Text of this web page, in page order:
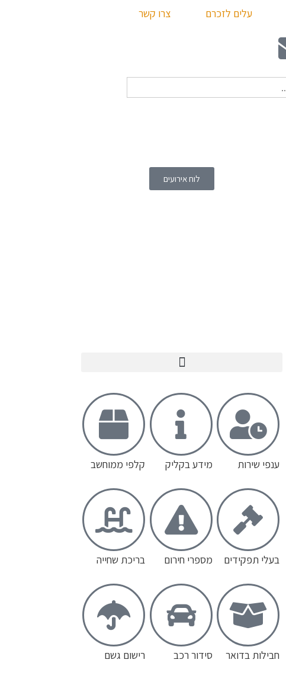
עלים לזכרם צרו קשר
לוח אירועים
ענפי שירות מידע בקליק קלפי ממוחשב
בעלי תפקידים מספרי חירום בריכת שחייה
חבילות בדואר סידור רכב רישום גשם